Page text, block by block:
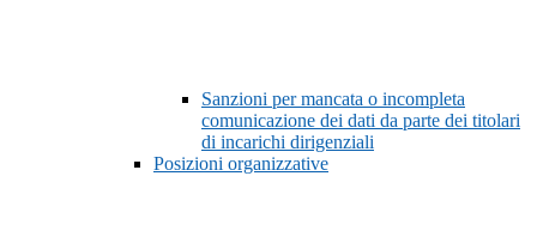
Sanzioni per mancata o incompleta
comunicazione dei dati da parte dei titolari
di incarichi dirigenziali
Posizioni organizzative